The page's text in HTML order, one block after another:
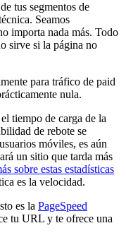
tus segmentos de
Seamos
importa nada más. Todo
sirve si la página no
para tráfico de paid
nula.
tiempo de carga de la
de rebote se
móviles, es aún
un sitio que tarda más
sobre estas estadísticas
es la velocidad.
es la PageSpeed
tu URL y te ofrece una